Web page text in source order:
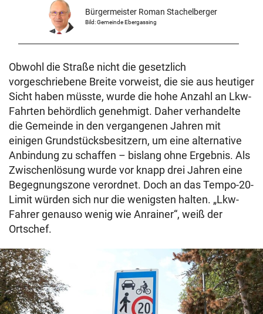
Bürgermeister Roman Stachelberger
Bild: Gemeinde Ebergassing
Obwohl die Straße nicht die gesetzlich
vorgeschriebene Breite vorweist, die sie aus heutiger
Sicht haben müsste, wurde die hohe Anzahl an Lkw-
Fahrten behördlich genehmigt. Daher verhandelte
die Gemeinde in den vergangenen Jahren mit
einigen Grundstücksbesitzern, um eine alternative
Anbindung zu schaffen – bislang ohne Ergebnis. Als
Zwischenlösung wurde vor knapp drei Jahren eine
Begegnungszone verordnet. Doch an das Tempo-20-
Limit würden sich nur die wenigsten halten. „Lkw-
Fahrer genauso wenig wie Anrainer“, weiß der
Ortschef.